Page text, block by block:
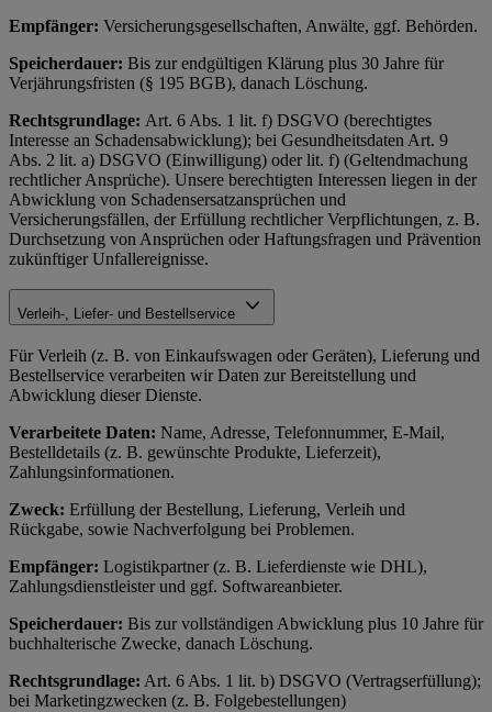
Empfänger: Versicherungsgesellschaften, Anwälte, ggf. Behörden.
Speicherdauer: Bis zur endgültigen Klärung plus 30 Jahre für
Verjährungsfristen (§ 195 BGB), danach Löschung.
Rechtsgrundlage: Art. 6 Abs. 1 lit. f) DSGVO (berechtigtes
Interesse an Schadensabwicklung); bei Gesundheitsdaten Art. 9
Abs. 2 lit. a) DSGVO (Einwilligung) oder lit. f) (Geltendmachung
rechtlicher Ansprüche). Unsere berechtigten Interessen liegen in der
Abwicklung von Schadensersatzansprüchen und
Versicherungsfällen, der Erfüllung rechtlicher Verpflichtungen, z. B.
Durchsetzung von Ansprüchen oder Haftungsfragen und Prävention
zukünftiger Unfallereignisse.
Verleih-, Liefer- und Bestellservice
Für Verleih (z. B. von Einkaufswagen oder Geräten), Lieferung und
Bestellservice verarbeiten wir Daten zur Bereitstellung und
Abwicklung dieser Dienste.
Verarbeitete Daten: Name, Adresse, Telefonnummer, E-Mail,
Bestelldetails (z. B. gewünschte Produkte, Lieferzeit),
Zahlungsinformationen.
Zweck: Erfüllung der Bestellung, Lieferung, Verleih und
Rückgabe, sowie Nachverfolgung bei Problemen.
Empfänger: Logistikpartner (z. B. Lieferdienste wie DHL),
Zahlungsdienstleister und ggf. Softwareanbieter.
Speicherdauer: Bis zur vollständigen Abwicklung plus 10 Jahre für
buchhalterische Zwecke, danach Löschung.
Rechtsgrundlage: Art. 6 Abs. 1 lit. b) DSGVO (Vertragserfüllung);
bei Marketingzwecken (z. B. Folgebestellungen)